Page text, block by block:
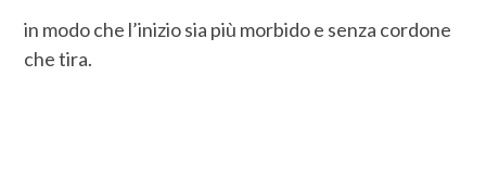
in modo che l’inizio sia più morbido e senza cordone
che tira.